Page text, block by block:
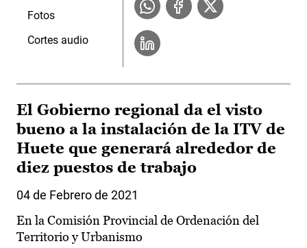
Fotos
Cortes audio
El Gobierno regional da el visto
bueno a la instalación de la ITV de
Huete que generará alrededor de
diez puestos de trabajo
04 de Febrero de 2021
En la Comisión Provincial de Ordenación del
Territorio y Urbanismo